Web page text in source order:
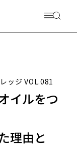
ッジVOL.081
イルをつ
理由と